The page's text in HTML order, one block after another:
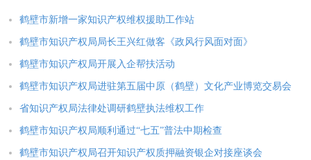
鹤壁市新增一家知识产权维权援助工作站
鹤壁市知识产权局局长王兴红做客《政风行风面对面》
鹤壁市知识产权局开展入企帮扶活动
鹤壁市知识产权局进驻第五届中原（鹤壁）文化产业博览交易会
省知识产权局法律处调研鹤壁执法维权工作
鹤壁市知识产权局顺利通过“七五”普法中期检查
鹤壁市知识产权局召开知识产权质押融资银企对接座谈会